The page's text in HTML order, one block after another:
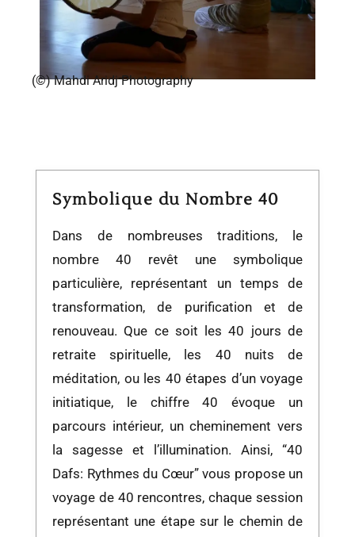
(©) Mahdi Aridj Photography
Symbolique du Nombre 40
Dans de nombreuses traditions, le
nombre 40 revêt une symbolique
particulière, représentant un temps de
transformation, de purification et de
renouveau. Que ce soit les 40 jours de
retraite spirituelle, les 40 nuits de
méditation, ou les 40 étapes d’un voyage
initiatique, le chiffre 40 évoque un
parcours intérieur, un cheminement vers
la sagesse et l’illumination. Ainsi, “40
Dafs: Rythmes du Cœur” vous propose un
voyage de 40 rencontres, chaque session
représentant une étape sur le chemin de